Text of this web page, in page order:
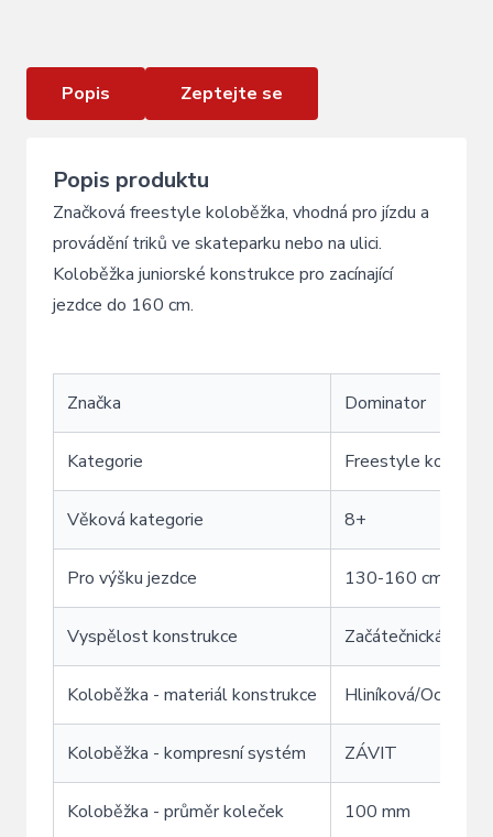
Popis Zeptejte se
Popis produktu
Značková freestyle koloběžka, vhodná pro jízdu a
provádění triků ve skateparku nebo na ulici.
Koloběžka juniorské konstrukce pro zacínající
jezdce do 160 cm.
Značka Dominator
Kategorie Freestyle
Věková kategorie 8+
Pro výšku jezdce 130-160 cm
Vyspělost konstrukce Začátečnická
Koloběžka - materiál konstrukce Hliníková/Ocelová
Koloběžka - kompresní systém ZÁVIT
Koloběžka - průměr koleček 100 mm